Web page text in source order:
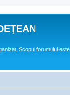
Scopul forumului este